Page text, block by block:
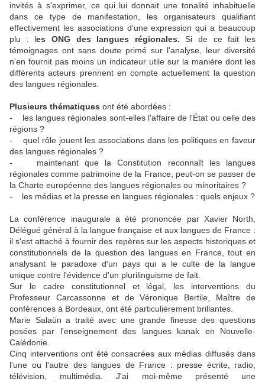
invités à s'exprimer, ce qui lui donnait une tonalité inhabituelle
dans ce type de manifestation, les organisateurs qualifiant
effectivement les associations d'une expression qui a beaucoup
plu : les ONG des langues régionales. Si de ce fait les
témoignages ont sans doute primé sur l'analyse, leur diversité
n'en fournit pas moins un indicateur utile sur la manière dont les
différents acteurs prennent en compte actuellement la question
des langues régionales.
Plusieurs thématiques ont été abordées :
- les langues régionales sont-elles l'affaire de l'État ou celle des
régions ?
- quel rôle jouent les associations dans les politiques en faveur
des langues régionales ?
- maintenant que la Constitution reconnaît les langues
régionales comme patrimoine de la France, peut-on se passer de
la Charte européenne des langues régionales ou minoritaires ?
- les médias et la presse en langues régionales : quels enjeux ?
La conférence inaugurale a été prononcée par Xavier North,
Délégué général à la langue française et aux langues de France :
il s'est attaché à fournir des repères sur les aspects historiques et
constitutionnels de la question des langues en France, tout en
analysant le paradoxe d'un pays qui a le culte de la langue
unique contre l'évidence d'un plurilinguisme de fait.
Sur le cadre constitutionnel et légal, les interventions du
Professeur Carcassonne et de Véronique Bertile, Maître de
conférences à Bordeaux, ont été particulièrement brillantes.
Marie Salaün a traité avec une grande finesse des questions
posées par l'enseignement des langues kanak en Nouvelle-
Calédonie.
Cinq interventions ont été consacrées aux médias diffusés dans
l'une ou l'autre des langues de France : presse écrite, radio,
télévision, multimédia. J'ai moi-même présenté une